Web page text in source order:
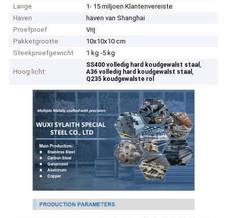
Lange
1- 15 miljoen Klantenvereiste
Haven
haven van Shanghai
Proefproef
Vrij
Pakketgrootte
10x10x10 cm
Steekproefgewicht
1 kg -5 kg
Hoog licht:
SS400 volledig hard koudgewalst staal,
A36 volledig hard koudgewalst staal,
Q235 koudgewalste rol